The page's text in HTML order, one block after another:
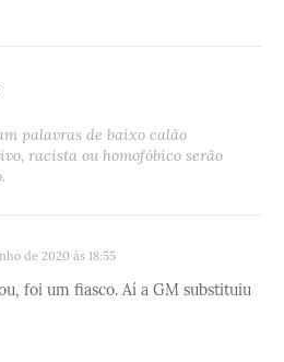
palavras de baixo calão
racista ou homofóbico serão
de 2020 às 18:55
foi um fiasco. Aí a GM substituiu